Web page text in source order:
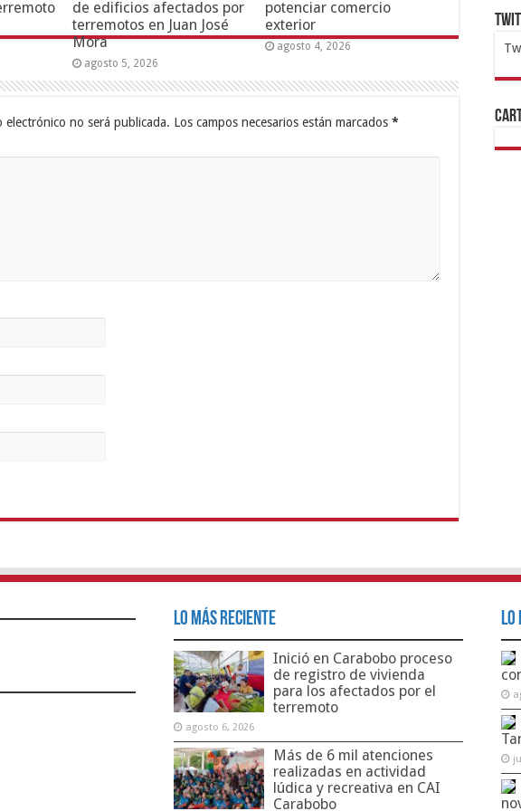
de edificios afectados por
terremotos en Juan José
Mora
agosto 5, 2026
potenciar comercio
exterior
agosto 4, 2026
electrónico no será publicada. Los campos necesarios están marcados *
Lo Más Reciente
Inició en Carabobo proceso
de registro de vivienda
para los afectados por el
terremoto
agosto 6, 2026
Más de 6 mil atenciones
realizadas en actividad
lúdica y recreativa en CAI
Carabobo